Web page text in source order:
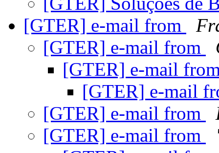
[GTER] e-mail from
[GTER] e-mail from
[GTER] e-mail
[GTER] e-mail
[GTER] e-mail from
[GTER] e-mail from